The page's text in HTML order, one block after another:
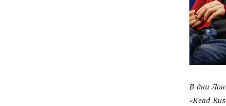
В дни
«Read